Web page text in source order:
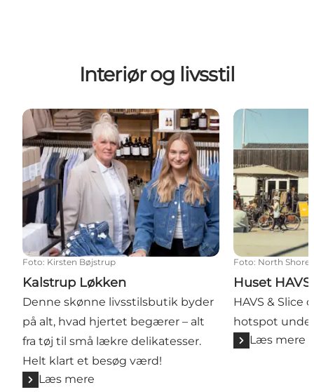
Interiør og livsstil
Kalstrup Løkken
Foto: Kirsten Bøjstrup
Kalstrup Løkken
Denne skønne livsstilsbutik byder
på alt, hvad hjertet begærer – alt
fra tøj til små lækre delikatesser.
Helt klart et besøg værd!
Læs mere
Huset HAVS
Foto: North Shore
Huset HAVS
HAVS & Slice
hotspot
Læs mere